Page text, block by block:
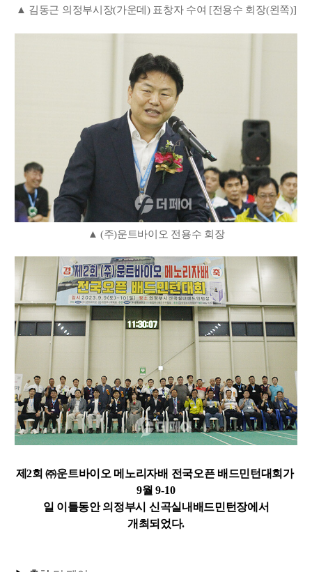
▲ 김동근 의정부시장(가운데) 표창자 수여 [전용수 회장(왼쪽)]
▲ (주)운트바이오 전용수 회장
제2회㈜운트바이오 메노리자배 전국오픈 배드민턴대회가
9월9-10
일 이틀동안 의정부시 신곡실내배드민턴장에서
개최되었다.